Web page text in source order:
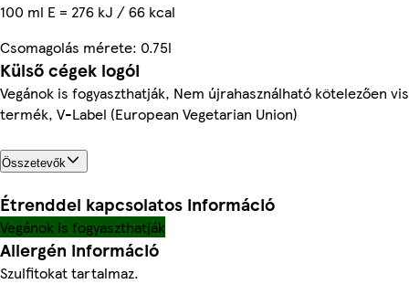
100 ml E = 276 kJ / 66 kcal
Csomagolás mérete: 0.75l
Külső cégek logói
Vegánok is fogyaszthatják, Nem újrahasználható kötelezően
termék, V-Label (European Vegetarian Union)
Összetevők
Étrenddel kapcsolatos információ
Vegánok is fogyaszthatják
Allergén információ
Szulfitokat tartalmaz.